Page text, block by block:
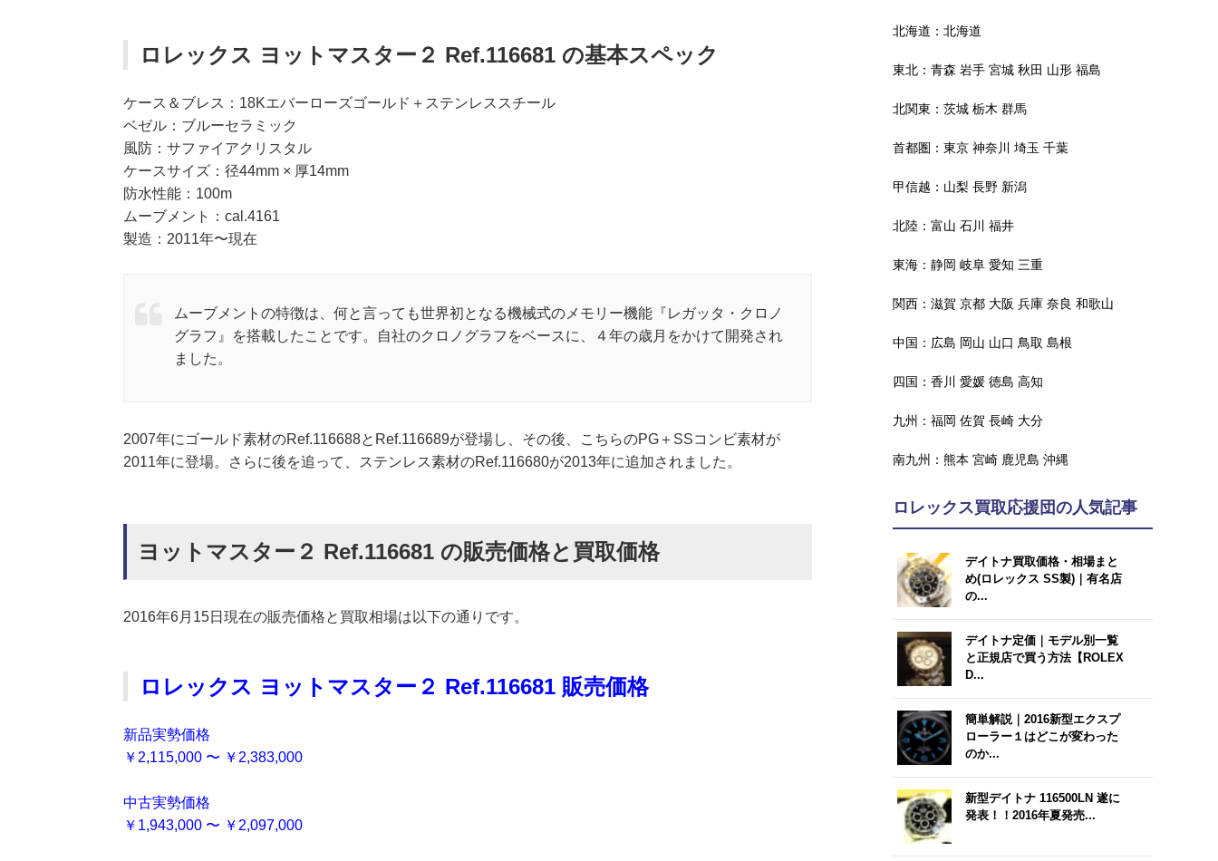
ロレックス ヨットマスター２ Ref.116681 の基本スペック
ケース＆ブレス：18Kエバーローズゴールド＋ステンレススチール
ベゼル：ブルーセラミック
風防：サファイアクリスタル
ケースサイズ：径44mm × 厚14mm
防水性能：100m
ムーブメント：cal.4161
製造：2011年〜現在
ムーブメントの特徴は、何と言っても世界初となる機械式のメモリー機能『レガッタ・クロノ
グラフ』を搭載したことです。自社のクロノグラフをベースに、４年の歳月をかけて開発され
ました。
2007年にゴールド素材のRef.116688とRef.116689が登場し、その後、こちらのPG＋SSコンビ素材が
2011年に登場。さらに後を追って、ステンレス素材のRef.116680が2013年に追加されました。
ヨットマスター２ Ref.116681 の販売価格と買取価格
2016年6月15日現在の販売価格と買取相場は以下の通りです。
ロレックス ヨットマスター２ Ref.116681 販売価格
新品実勢価格
￥2,115,000 〜 ￥2,383,000
中古実勢価格
￥1,943,000 〜 ￥2,097,000
北海道： 北海道
東北： 青森 岩手 宮城 秋田 山形 福島
北関東： 茨城 栃木 群馬
首都圏： 東京 神奈川 埼玉 千葉
甲信越： 山梨 長野 新潟
北陸： 富山 石川 福井
東海： 静岡 岐阜 愛知 三重
関西： 滋賀 京都 大阪 兵庫 奈良 和歌山
中国： 広島 岡山 山口 鳥取 島根
四国： 香川 愛媛 徳島 高知
九州： 福岡 佐賀 長崎 大分
南九州： 熊本 宮崎 鹿児島 沖縄
ロレックス買取応援団の人気記事
デイトナ買取価格・相場まと
め(ロレックス SS製)｜有名店
の...
デイトナ定価｜モデル別一覧
と正規店で買う方法【ROLEX
D...
簡単解説｜2016新型エクスプ
ローラー１はどこが変わった
のか...
新型デイトナ 116500LN 遂に
発表！！2016年夏発売...